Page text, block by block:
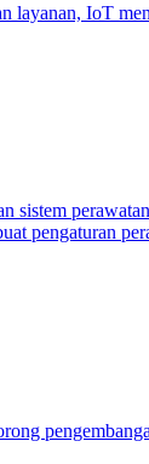
layanan, IoT
sistem
pengaturan